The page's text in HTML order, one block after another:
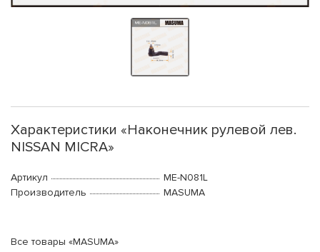
Характеристики «Наконечник рулевой лев.
NISSAN MICRA»
Артикул
ME-N081L
Производитель
MASUMA
Все товары «MASUMA»